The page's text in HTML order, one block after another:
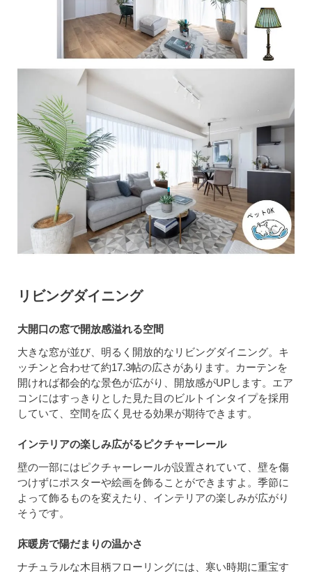
リビングダイニング
大開口の窓で開放感溢れる空間
大きな窓が並び、明るく開放的なリビングダイニング。キ
ッチンと合わせて約17.3帖の広さがあります。カーテンを
開ければ都会的な景色が広がり、開放感がUPします。エア
コンにはすっきりとした見た目のビルトインタイプを採用
していて、空間を広く見せる効果が期待できます。
インテリアの楽しみ広がるピクチャーレール
壁の一部にはピクチャーレールが設置されていて、壁を傷
つけずにポスターや絵画を飾ることができますよ。季節に
よって飾るものを変えたり、インテリアの楽しみが広がり
そうです。
床暖房で陽だまりの温かさ
ナチュラルな木目柄フローリングには、寒い時期に重宝す